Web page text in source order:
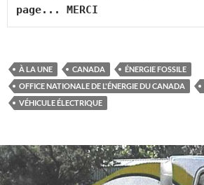
page... MERCI
À LA UNE CANADA
ÉNERGIE FOSSILE
OFFICE NATIONALE DE L'ÉNERGIE DU CANADA
VÉHICULE ÉLECTRIQUE